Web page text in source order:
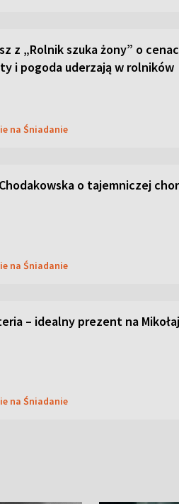
z „Rolnik szuka żony” o
i pogoda uderzają w rolników
na Śniadanie
o tajemniczej
na Śniadanie
– idealny prezent na
na Śniadanie